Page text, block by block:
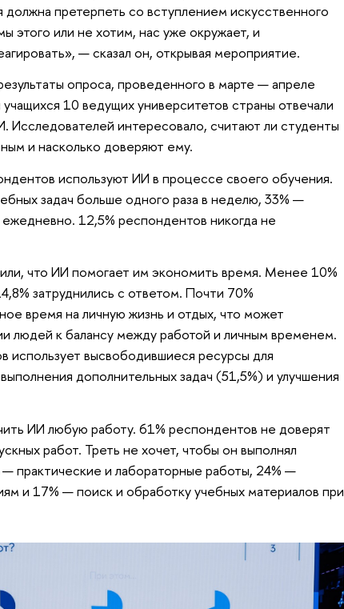
претерпеть со вступлением искусственного
этого или не хотим, нас уже окружает, и
— сказал он, открывая мероприятие.
опроса, проведенного в марте — апреле
10 ведущих университетов страны отвечали
Исследователей интересовало, считают ли студенты
и насколько доверяют ему.
используют ИИ в процессе своего обучения.
задач больше одного раза в неделю, 33% —
12,5% респондентов никогда не
что ИИ помогает им экономить время. Менее 10%
затруднились с ответом. Почти 70%
время на личную жизнь и отдых, что может
людей к балансу между работой и личным временем.
использует высвободившиеся ресурсы для
дополнительных задач (51,5%) и улучшения
ИИ любую работу. 61% респондентов не доверят
работ. Треть не хочет, чтобы он выполнял
практические и лабораторные работы, 24% —
и 17% — поиск и обработку учебных материалов при